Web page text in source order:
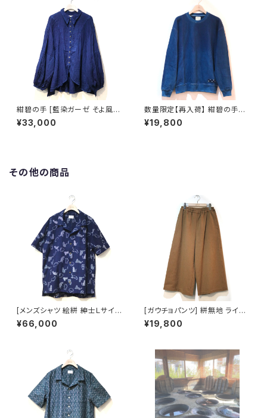
紺碧の手 [藍染ガーゼ そよ風ス
テッチのガーゼシャツ 長袖] 天
然藍染×国産ガーゼ ※職人手染
¥33,000
数量限定【再入荷】 紺碧の手
[天然藍染スウェット] XL・2XL
※職人手染め
¥19,800
その他の商品
[メンズシャツ 絵絣 紳士Ｌサイ
ズ] 藍染手織り 猫柄 にゃんこパ
レード 久留米絣使用 池田絣工
¥66,000
[ガウチョパンツ] 絣無地 ライト
ブラウン ワイドパンツ 久留米絣
使用 池田絣工房
¥19,800